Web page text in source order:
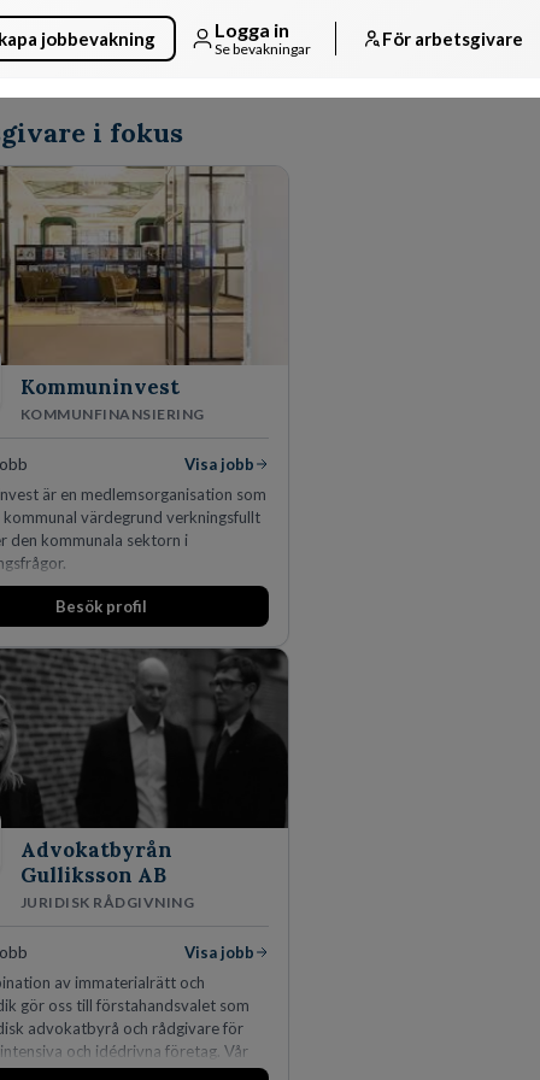
jobbevakning Logga in
Se bevakningar För arbetsgivare
i fokus
Kommuninvest
KOMMUNFINANSIERING
Visa jobb
är en medlemsorganisation som
kommunal värdegrund verkningsfullt
den kommunala sektorn i
Besök profil
Advokatbyrån
Gulliksson AB
JURIDISK RÅDGIVNING
Visa jobb
av immaterialrätt och
gör oss till förstahandsvalet som
advokatbyrå och rådgivare för
och idédrivna företag. Vår
IP-tillgångar har gett oss en